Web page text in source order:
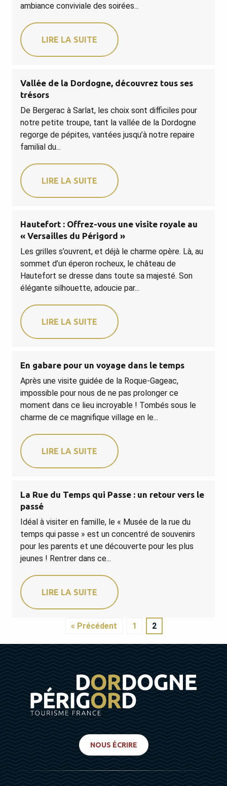
ambiance conviviale des soirées...
LIRE LA SUITE
Vallée de la Dordogne, découvrez tous ses
trésors
De Bergerac à Sarlat, les choix sont difficiles pour
notre petite troupe, tant la vallée de la Dordogne
regorge de pépites, vantées jusqu’à notre repaire
familial du...
LIRE LA SUITE
Hautefort : Offrez-vous une visite royale au
« Versailles du Périgord »
Les grilles s’ouvrent, et déjà le charme opère. Là, au
sommet d’un éperon rocheux, le château de
Hautefort se dresse dans toute sa majesté. Son
élégante silhouette, adoucie par...
LIRE LA SUITE
En gabare pour un voyage dans le temps
Après une visite guidée de la Roque-Gageac,
impossible pour nous de ne pas prolonger ce
moment dans ce lieu incroyable ! Tombés sous le
charme de ce magnifique village en le...
LIRE LA SUITE
La Rue du Temps qui Passe : un retour vers le
passé
Idéal à visiter en famille, le « Musée de la rue du
temps qui passe » est un concentré de souvenirs
pour les parents et une découverte pour les plus
jeunes ! Rentrer dans ce...
LIRE LA SUITE
« Précédent 1 2
NOUS ÉCRIRE